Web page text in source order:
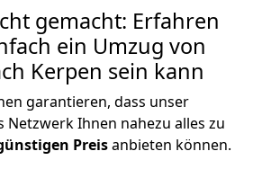
gemacht: Erfahren
ein Umzug von
Kerpen sein kann
garantieren, dass unser
Netzwerk Ihnen nahezu alles zu
Preisanbieten können.